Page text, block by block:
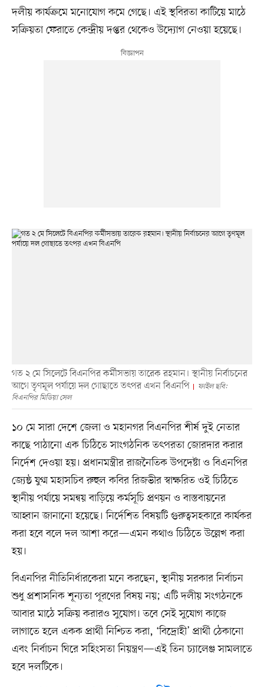
দলীয় কার্যক্রমে মনোযোগ কমে গেছে। এই স্থবিরতা কাটিয়ে মাঠে
সক্রিয়তা ফেরাতে কেন্দ্রীয় দপ্তর থেকেও উদ্যোগ নেওয়া হয়েছে।
গত ২ মে সিলেটে বিএনপির কর্মীসভায় তারেক রহমান। স্থানীয় নির্বাচনের
আগে তৃণমূল পর্যায়ে দল গোছাতে তৎপর এখন বিএনপি
ফাইল ছবি:
বিএনপির মিডিয়া সেল
১০ মে সারা দেশে জেলা ও মহানগর বিএনপির শীর্ষ দুই নেতার
কাছে পাঠানো এক চিঠিতে সাংগঠনিক তৎপরতা জোরদার করার
নির্দেশ দেওয়া হয়। প্রধানমন্ত্রীর রাজনৈতিক উপদেষ্টা ও বিএনপির
জ্যেষ্ঠ যুগ্ম মহাসচিব রুহুল কবির রিজভীর স্বাক্ষরিত ওই চিঠিতে
স্থানীয় পর্যায়ে সমন্বয় বাড়িয়ে কর্মসূচি প্রণয়ন ও বাস্তবায়নের
আহ্বান জানানো হয়েছে। নির্দেশিত বিষয়টি গুরুত্বসহকারে কার্যকর
করা হবে বলে দল আশা করে—এমন কথাও চিঠিতে উল্লেখ করা
হয়।
বিএনপির নীতিনির্ধারকেরা মনে করছেন, স্থানীয় সরকার নির্বাচন
শুধু প্রশাসনিক শূন্যতা পূরণের বিষয় নয়; এটি দলীয় সংগঠনকে
আবার মাঠে সক্রিয় করারও সুযোগ। তবে সেই সুযোগ কাজে
লাগাতে হলে একক প্রার্থী নিশ্চিত করা, ‘বিদ্রোহী’ প্রার্থী ঠেকানো
এবং নির্বাচন ঘিরে সহিংসতা নিয়ন্ত্রণ—এই তিন চ্যালেঞ্জ সামলাতে
হবে দলটিকে।